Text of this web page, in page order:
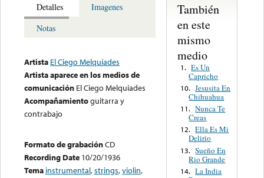
Detalles
Imagenes
Notas
Artista El Ciego Melquíades
Artista aparece en los medios de
comunicación El Ciego Melquiades
Acompañamientoguitarra y
contrabajo
Formato de grabaciónCD
Recording Date 10/20/1936
Tema instrumental,strings,violin,
También
en este
mismo
medio
1. Es Un
Capricho
10. Jesusita En
Chihuahua
11. Nunca Te
Creas
12. Ella Es Mi
Delirio
13. Sueño En
Rio Grande
14. La India